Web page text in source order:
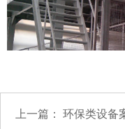
上一篇： 环保类设备